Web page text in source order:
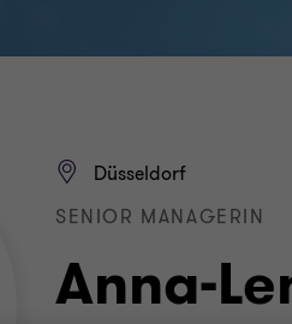
Anna-
Düsseldorf
SENIOR MANAGERIN